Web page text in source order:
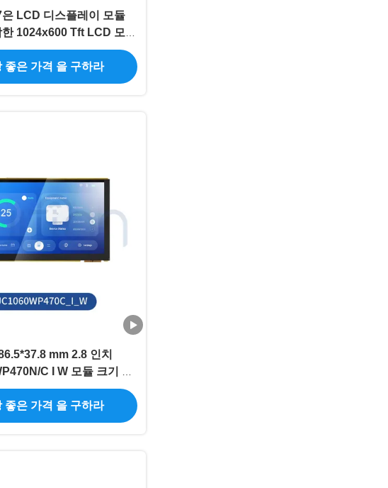
은 LCD 디스플레이 모듈
1024x600 Tft LCD 모듈
조금씩 움직입니다
좋은 가격 을 구하라
mm 2.8 인치
C I W 모듈 크기 벽
판 ESP32 P4
좋은 가격 을 구하라